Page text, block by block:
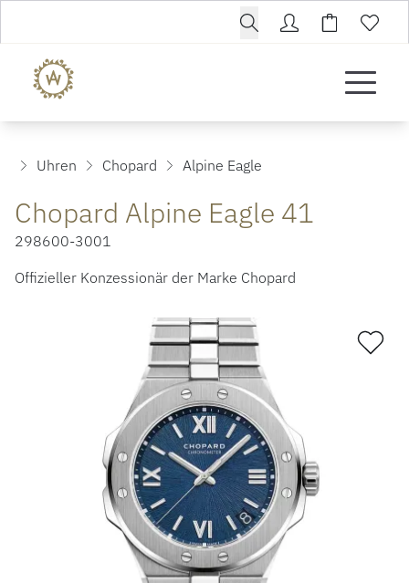
ROLEX CERTIFIED PRE-OWNED
Uhren Chopard Alpine Eagle
Chopard Alpine Eagle 41
298600-3001
Offizieller Konzessionär der Marke Chopard